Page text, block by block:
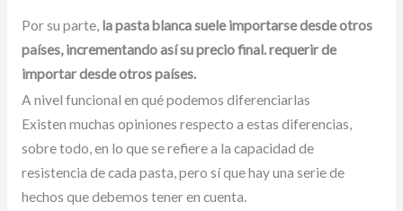
Por su parte, la pasta blanca suele importarse desde otros
países, incrementando así su precio final. requerir de
importar desde otros países.
A nivel funcional en qué podemos diferenciarlas
Existen muchas opiniones respecto a estas diferencias,
sobre todo, en lo que se refiere a la capacidad de
resistencia de cada pasta, pero sí que hay una serie de
hechos que debemos tener en cuenta.